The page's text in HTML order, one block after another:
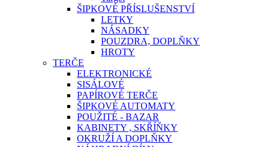
ŠIPKOVÉ PŘÍSLUŠENSTVÍ
LETKY
NÁSADKY
POUZDRA, DOPLŇKY
HROTY
TERČE
ELEKTRONICKÉ
SISÁLOVÉ
PAPÍROVÉ TERČE
ŠIPKOVÉ AUTOMATY
POUŽITÉ - BAZAR
KABINETY , SKŘÍŇKY
OKRUŽÍ A DOPLŇKY